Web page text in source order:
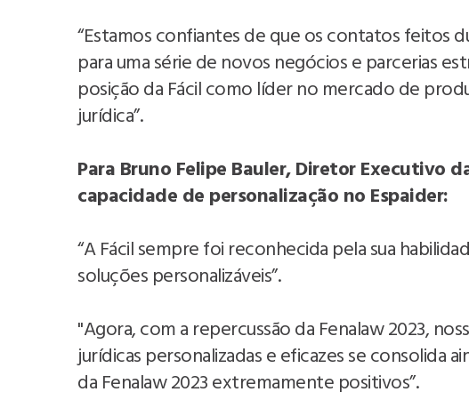
“Estamos confiantes de que os contatos feitos
para uma série de novos negócios e parcerias
posição da Fácil como líder no mercado de
jurídica”.
Para Bruno Felipe Bauler, Diretor Executivo
capacidade de personalização no Espaider:
“A Fácil sempre foi reconhecida pela sua
soluções personalizáveis”.
"Agora, com a repercussão da Fenalaw 2023,
jurídicas personalizadas e eficazes se consolida
da Fenalaw 2023 extremamente positivos”.